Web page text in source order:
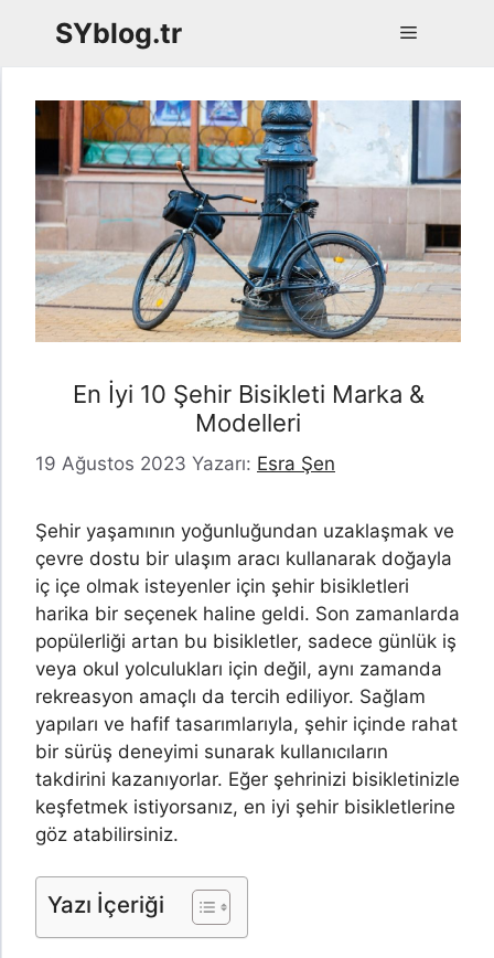
SYblog.tr Menü
En İyi 10 Şehir Bisikleti Marka &
Modelleri
19 Ağustos 2023 Yazarı: Esra Şen
Şehir yaşamının yoğunluğundan uzaklaşmak ve
çevre dostu bir ulaşım aracı kullanarak doğayla
iç içe olmak isteyenler için şehir bisikletleri
harika bir seçenek haline geldi. Son zamanlarda
popülerliği artan bu bisikletler, sadece günlük iş
veya okul yolculukları için değil, aynı zamanda
rekreasyon amaçlı da tercih ediliyor. Sağlam
yapıları ve hafif tasarımlarıyla, şehir içinde rahat
bir sürüş deneyimi sunarak kullanıcıların
takdirini kazanıyorlar. Eğer şehrinizi bisikletinizle
keşfetmek istiyorsanız, en iyi şehir bisikletlerine
göz atabilirsiniz.
Yazı İçeriği